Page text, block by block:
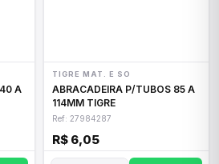
TIGRE MAT. E SO
ABRACADEIRA P/TUBOS 85 A
114MM TIGRE
Ref: 27984287
R$ 6,05